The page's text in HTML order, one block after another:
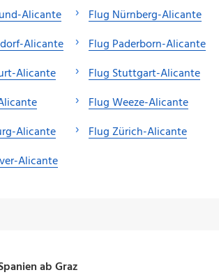
Alicante
Alicante
Alicante
Alicante
Alicante
Flug Nürnberg-Alicante
Flug Paderborn-Alicante
Flug Stuttgart-Alicante
Flug Weeze-Alicante
Flug Zürich-Alicante
ab Graz